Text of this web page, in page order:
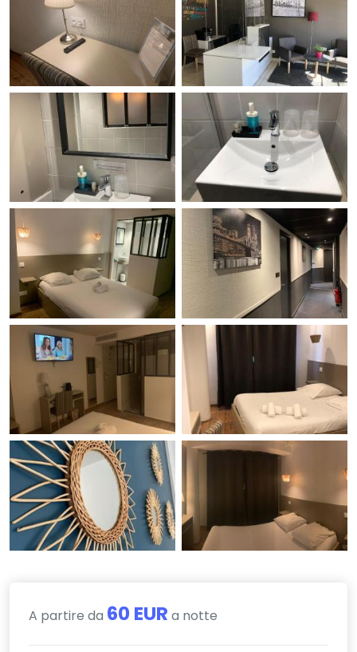
A partire da 60 EUR a notte